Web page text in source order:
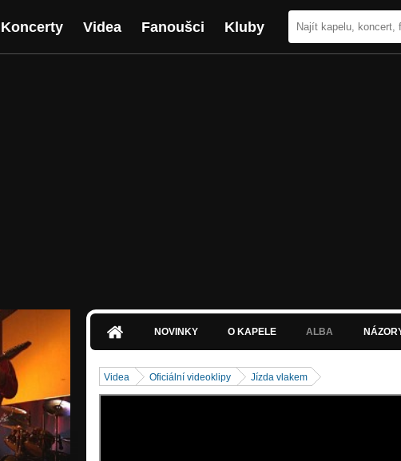
Koncerty Videa Fanoušci Kluby
NOVINKY O KAPELE ALBA
Videa Oficiální videoklipy Jízda vlakem